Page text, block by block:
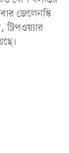
জেলেনস্কি